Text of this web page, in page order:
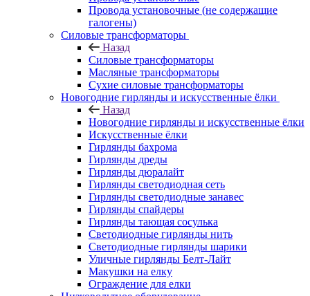
Провода установочные (не содержащие
галогены)
Силовые трансформаторы
Назад
Силовые трансформаторы
Масляные трансформаторы
Сухие силовые трансформаторы
Новогодние гирлянды и искусственные ёлки
Назад
Новогодние гирлянды и искусственные ёлки
Искусственные ёлки
Гирлянды бахрома
Гирлянды дреды
Гирлянды дюралайт
Гирлянды светодиодная сеть
Гирлянды светодиодные занавес
Гирлянды спайдеры
Гирлянды тающая сосулька
Светодиодные гирлянды нить
Светодиодные гирлянды шарики
Уличные гирлянды Белт-Лайт
Макушки на елку
Ограждение для елки